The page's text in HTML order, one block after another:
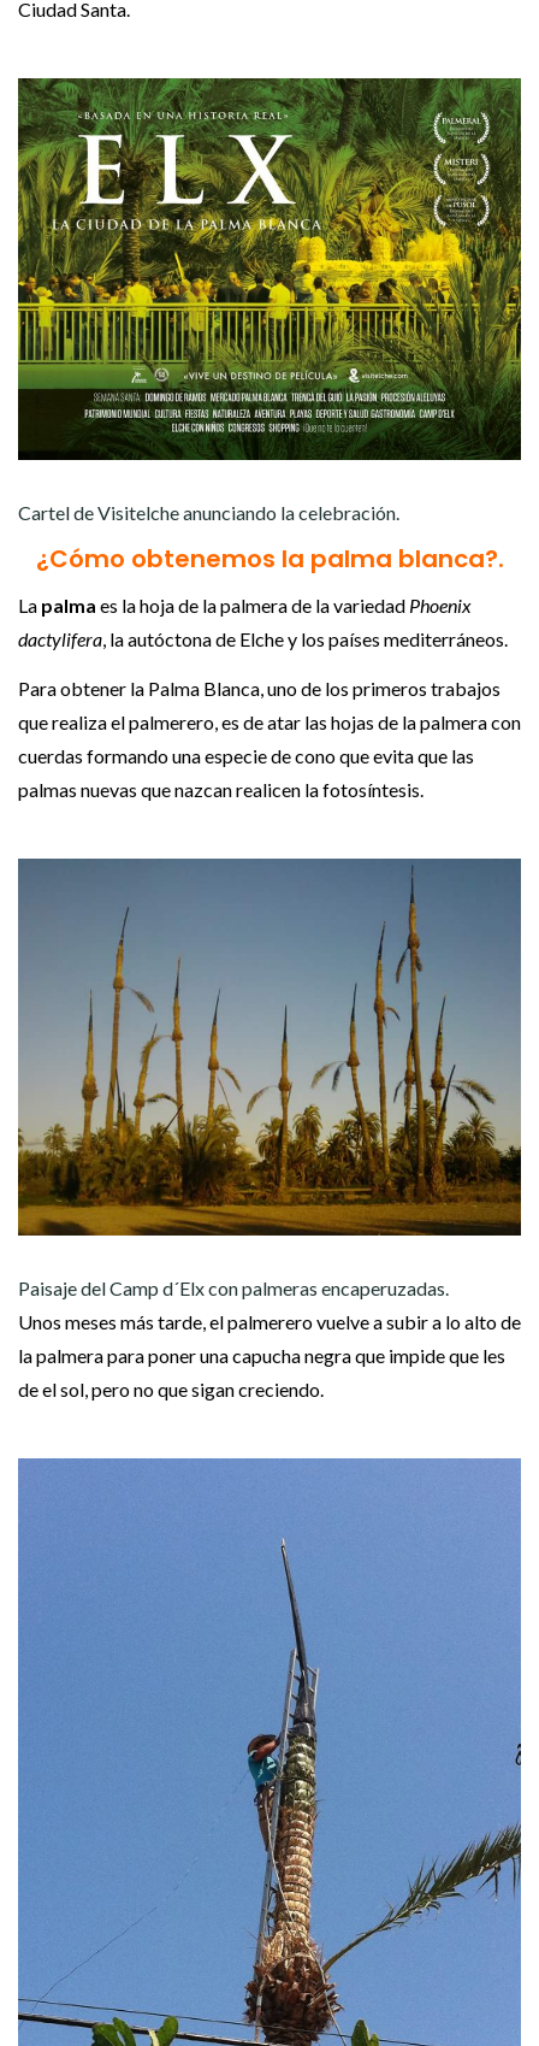
Ciudad Santa.
Cartel de Visitelche anunciando la celebración.
¿Cómo obtenemos la palma blanca?.
La palma es la hoja de la palmera de la variedad Phoenix
dactylifera, la autóctona de Elche y los países mediterráneos.
Para obtener la Palma Blanca, uno de los primeros trabajos
que realiza el palmerero, es de atar las hojas de la palmera con
cuerdas formando una especie de cono que evita que las
palmas nuevas que nazcan realicen la fotosíntesis.
Paisaje del Camp d´Elx con palmeras encaperuzadas.
Unos meses más tarde, el palmerero vuelve a subir a lo alto de
la palmera para poner una capucha negra que impide que les
de el sol, pero no que sigan creciendo.